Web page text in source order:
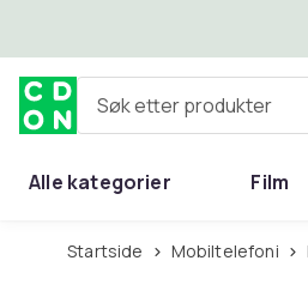
Søk etter produkter
Alle kategorier Film
Startside Mobiltelefoni